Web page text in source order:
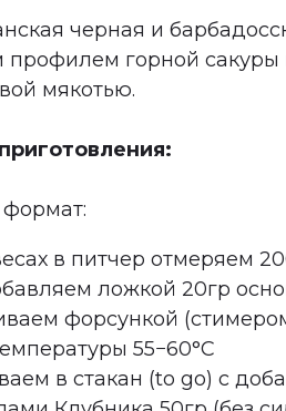
черная и
профилем горной
мякотью.
в питчер отмеряем
ложкой 20гр
форсункой
55−60°C
в стакан (to go) с